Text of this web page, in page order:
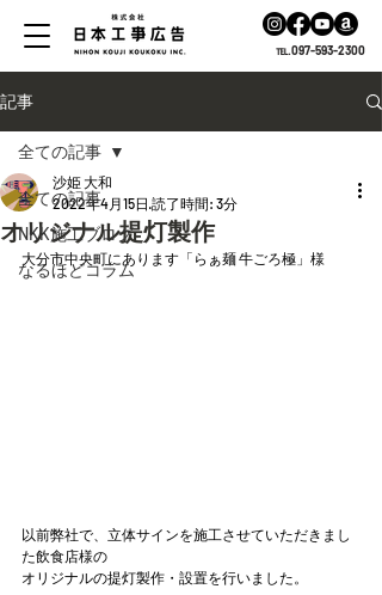
℡.097-593-2300
記事
全ての記事
NKK施工ブログ
なるほどコラム
全ての記事
オリジナル提灯製作
沙姫 大和
2022年4月15日 読了時間: 3分
大分市中央町にあります「らぁ麺 牛ごろ極」様
以前弊社で、立体サインを施工させていただきまし
た飲食店様の
オリジナルの提灯製作・設置を行いました。